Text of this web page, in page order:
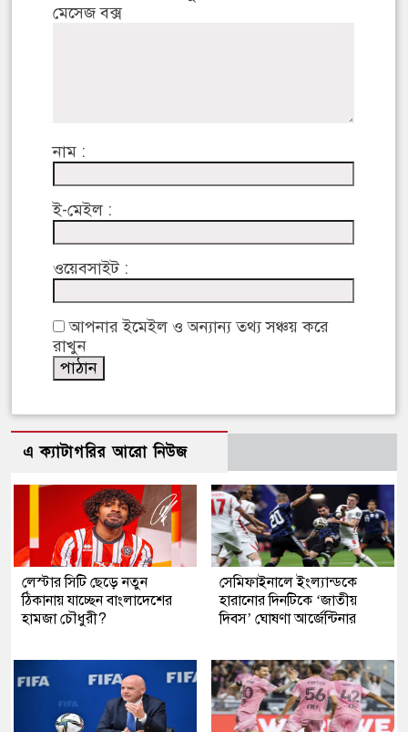
মেসেজ বক্স
নাম :
ই-মেইল :
ওয়েবসাইট :
আপনার ইমেইল ও অন্যান্য তথ্য সঞ্চয় করে
রাখুন
এ ক্যাটাগরির আরো নিউজ
লেস্টার সিটি ছেড়ে নতুন
ঠিকানায় যাচ্ছেন বাংলাদেশের
হামজা চৌধুরী?
সেমিফাইনালে ইংল্যান্ডকে
হারানোর দিনটিকে ‘জাতীয়
দিবস’ ঘোষণা আর্জেন্টিনার